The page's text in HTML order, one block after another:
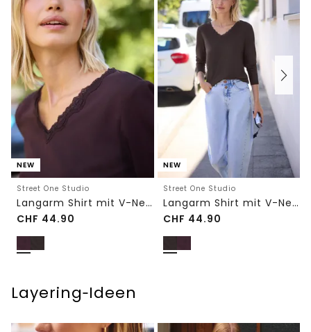
NEW
Street One Studio
Langarm Shirt mit V-Neck und Spitze
CHF 44.90
NEW
Street One Studio
Langarm Shirt mit V-Neck und Spitze
CHF 44.90
Layering‑Ideen